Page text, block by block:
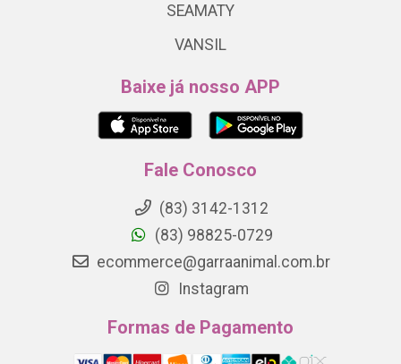
SEAMATY
VANSIL
Baixe já nosso APP
Fale Conosco
(83) 3142-1312
(83) 98825-0729
ecommerce@garraanimal.com.br
Instagram
Formas de Pagamento